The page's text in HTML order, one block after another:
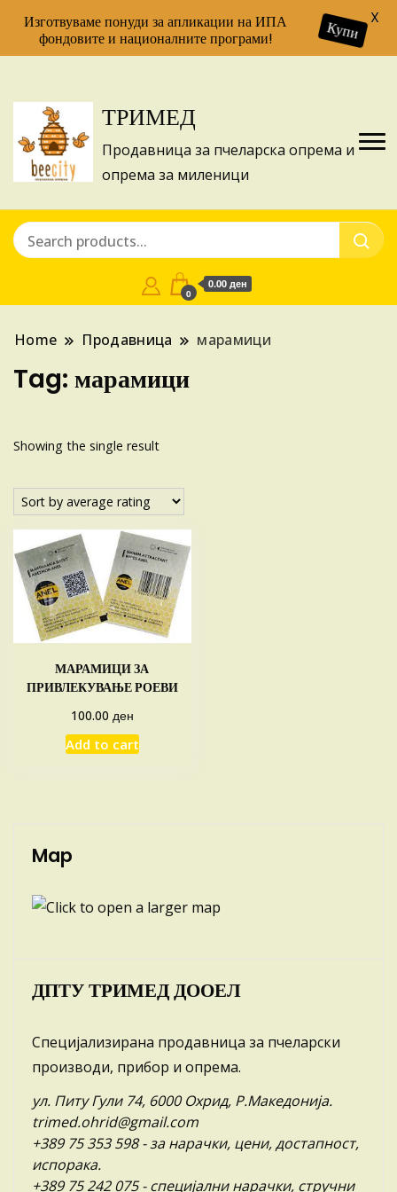
ТРИМЕД
Продавница за пчеларска опрема и
опрема за миленици
0
0.00 ден
Home Продавница марамици
Tag: марамици
Showing the single result
МАРАМИЦИ ЗА
ПРИВЛЕКУВАЊЕ РОЕВИ
100.00 ден
Add to cart
Map
ДПТУ ТРИМЕД ДООЕЛ
Специјализирана продавница за пчеларски
производи, прибор и опрема.
ул. Питу Гули 74, 6000 Охрид, Р.Македонија.
trimed.ohrid@gmail.com
+389 75 353 598- за нарачки, цени, достапност,
испорака.
+389 75 242 075- специјални нарачки, стручни
Изготвуваме понуди за апликации на ИПА
фондовите и националните програми!
Купи
X